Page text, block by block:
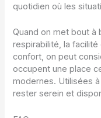
quotidien où les
Quand on met bout à
respirabilité, la
confort, on peut
occupent une place
modernes. Utilisées
rester serein et